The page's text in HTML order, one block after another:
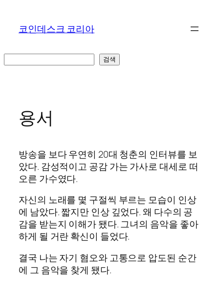
바
코인데스크 코리아
검색
용서
방송을 보다 우연히 20대 청춘의 인터뷰를 보
았다. 감성적이고 공감 가는 가사로 대세로 떠
오른 가수였다.
자신의 노래를 몇 구절씩 부르는 모습이 인상
에 남았다. 짧지만 인상 깊었다. 왜 다수의 공
감을 받는지 이해가 됐다. 그녀의 음악을 좋아
하게 될 거란 확신이 들었다.
결국 나는 자기 혐오와 고통으로 압도된 순간
에 그 음악을 찾게 됐다.